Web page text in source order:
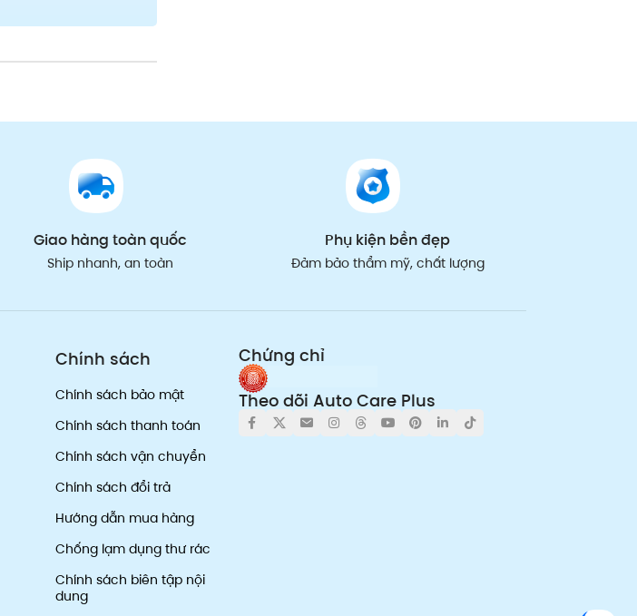
Giao hàng toàn quốc
Ship nhanh, an toàn
Phụ kiện bền đẹp
Đảm bảo thẩm mỹ, chất lượng
Chính sách
Chính sách bảo mật
Chính sách thanh toán
Chính sách vận chuyển
Chính sách đổi trả
Hướng dẫn mua hàng
Chống lạm dụng thư rác
Chính sách biên tập nội
dung
Chứng chỉ
Theo dõi Auto Care Plus